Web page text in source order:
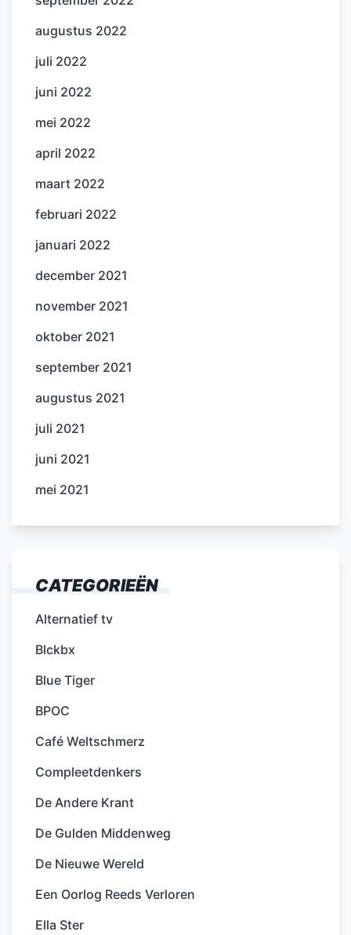
augustus 2022
juli 2022
juni 2022
mei 2022
april 2022
maart 2022
februari 2022
januari 2022
december 2021
november 2021
oktober 2021
september 2021
augustus 2021
juli 2021
juni 2021
mei 2021
CATEGORIEËN
Alternatief tv
Blckbx
Blue Tiger
BPOC
Café Weltschmerz
Compleetdenkers
De Andere Krant
De Gulden Middenweg
De Nieuwe Wereld
Een Oorlog Reeds Verloren
Ella Ster